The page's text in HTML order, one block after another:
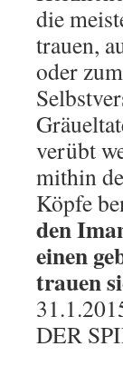
die
trauen,
oder
verübt
mithin
Köpfe
den
einen
trauen
DER